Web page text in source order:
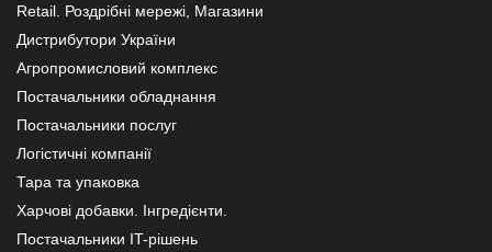
Retail. Роздрібні мережі, Магазини
Дистрибутори України
Агропромисловий комплекс
Постачальники обладнання
Постачальники послуг
Логістичні компанії
Тара та упаковка
Харчові добавки. Інгредієнти.
Постачальники IT-рішень